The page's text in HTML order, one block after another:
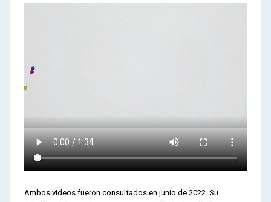
Ambos videos fueron consultados en junio de 2022. Su